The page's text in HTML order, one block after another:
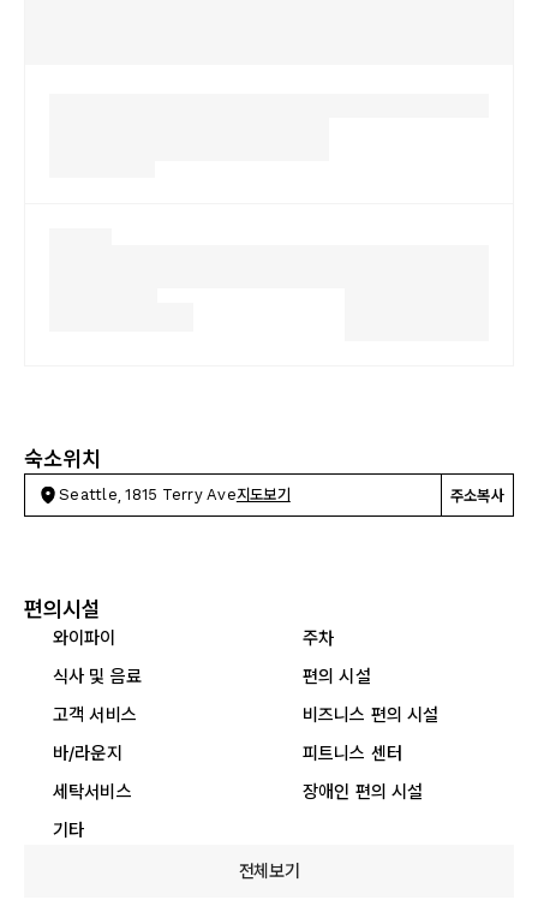
숙소위치
Seattle, 1815 Terry Ave지도보기 주소복사
편의시설
와이파이
주차
식사 및 음료
편의 시설
고객 서비스
비즈니스 편의 시설
바/라운지
피트니스 센터
세탁서비스
장애인 편의 시설
기타
전체보기